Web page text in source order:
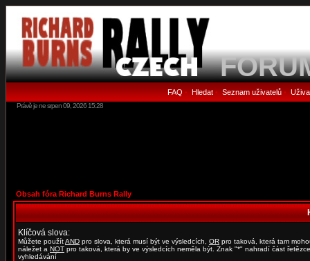
FAQ • Hledat• Seznam uživatelů•
Právě je ne srpen 09, 2026 15:28
Obsah fóra Richard Burns Rally
Klíčová slova:
Můžete použítAND pro slova, která musí být ve výsledcích, OR pro taková, která tam
náležet a NOT pro taková, která by ve výsledcích neměla být. Znak "*" nahradí část
vyhledávání